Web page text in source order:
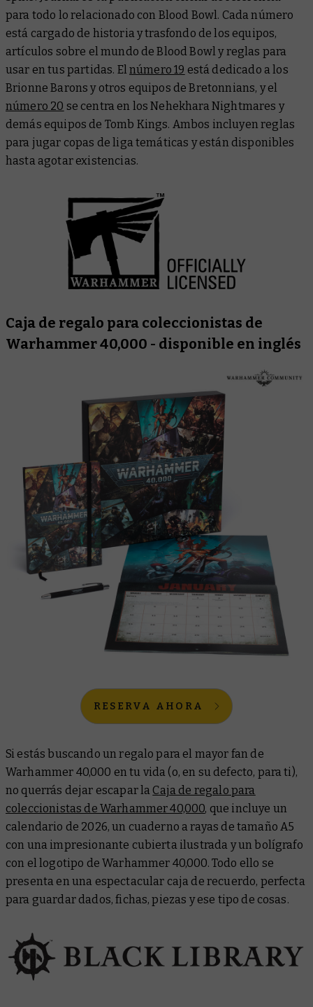
para todo lo relacionado con Blood Bowl. Cada número
está cargado de historia y trasfondo de los equipos,
artículos sobre el mundo de Blood Bowl y reglas para
usar en tus partidas. Elnúmero 19 está dedicado a los
Brionne Barons y otros equipos de Bretonnians, y el
número 20 se centra en los Nehekhara Nightmares y
demás equipos de Tomb Kings. Ambos incluyen reglas
para jugar copas de liga temáticas y están disponibles
hasta agotar existencias.
Caja de regalo para coleccionistas de
Warhammer 40,000 - disponible en inglés
RESERVA AHORA
Si estás buscando un regalo para el mayor fan de
Warhammer 40,000 en tu vida (o, en su defecto, para ti),
no querrás dejar escapar la Caja de regalo para
coleccionistas de Warhammer 40,000, que incluye un
calendario de 2026, un cuaderno a rayas de tamaño A5
con una impresionante cubierta ilustrada y un bolígrafo
con el logotipo de Warhammer 40,000. Todo ello se
presenta en una espectacular caja de recuerdo, perfecta
para guardar dados, fichas, piezas y ese tipo de cosas.